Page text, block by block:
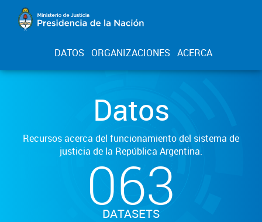
DATOS ORGANIZACIONES ACERCA
Datos
Recursos acerca del funcionamiento del sistema de
justicia de la República Argentina.
063
DATASETS